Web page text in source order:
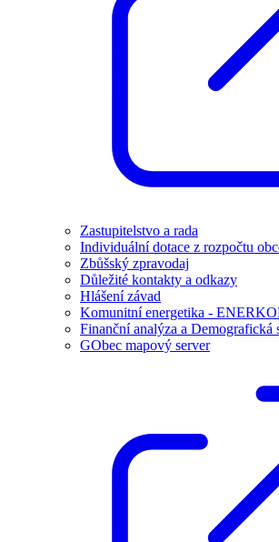
Zastupitelstvo a rada
Individuální dotace z rozpočtu
Zbůšský zpravodaj
Důležité kontakty a odkazy
Hlášení závad
Komunitní energetika -
Finanční analýza a Demografická
GObec mapový server